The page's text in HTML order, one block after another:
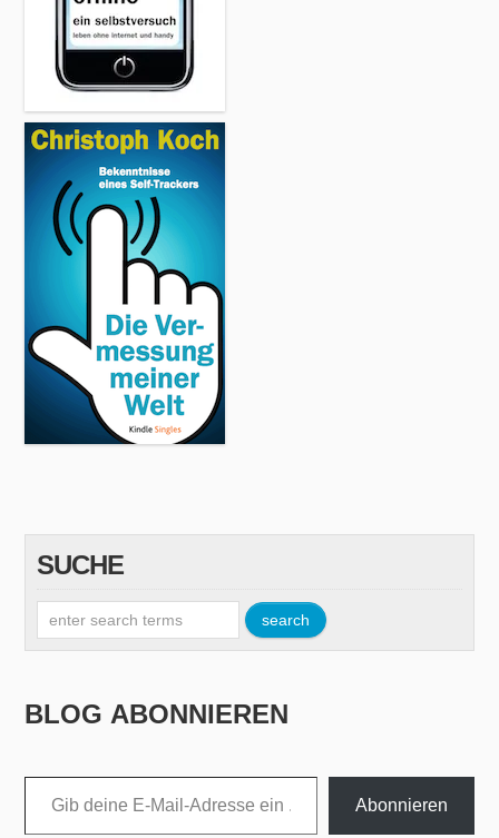
SUCHE
BLOG ABONNIEREN
Gib deine E-Mail-Adresse ein ...
Abonnieren